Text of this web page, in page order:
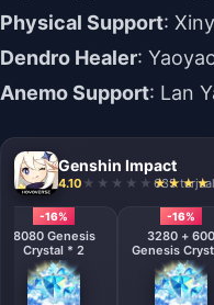
Physical Support:
Dendro Healer:
Anemo Support: Lan
Genshin Impact
4.10 635 terjual
-16%
8080 Genesis
Crystal * 2
-16%
3280 + 600
Genesis